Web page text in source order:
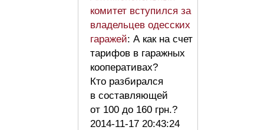
комитет вступился за
владельцев одесских
гаражей: А как на счет
тарифов в гаражных
кооперативах?
Кто разбирался
в составляющей
от 100 до 160 грн.?
2014-11-17 20:43:24